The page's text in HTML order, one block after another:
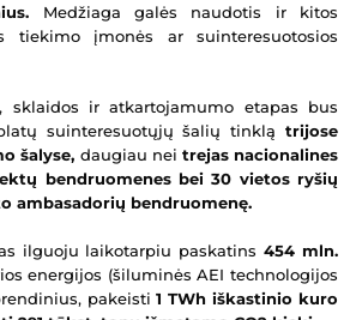
Medžiaga galės naudotis ir kitos
tiekimo įmonės ar suinteresuotosios
sklaidos ir atkartojamumo etapas bus
suinteresuotųjų šalių tinklą trijose
šalyse, daugiau nei trejas nacionalines
bendruomenes bei 30 vietos ryšių
ambasadorių bendruomenę.
ilguoju laikotarpiu paskatins454 mln.
energijos (šiluminės AEI technologijos
pakeisti1 TWh iškastinio kuro